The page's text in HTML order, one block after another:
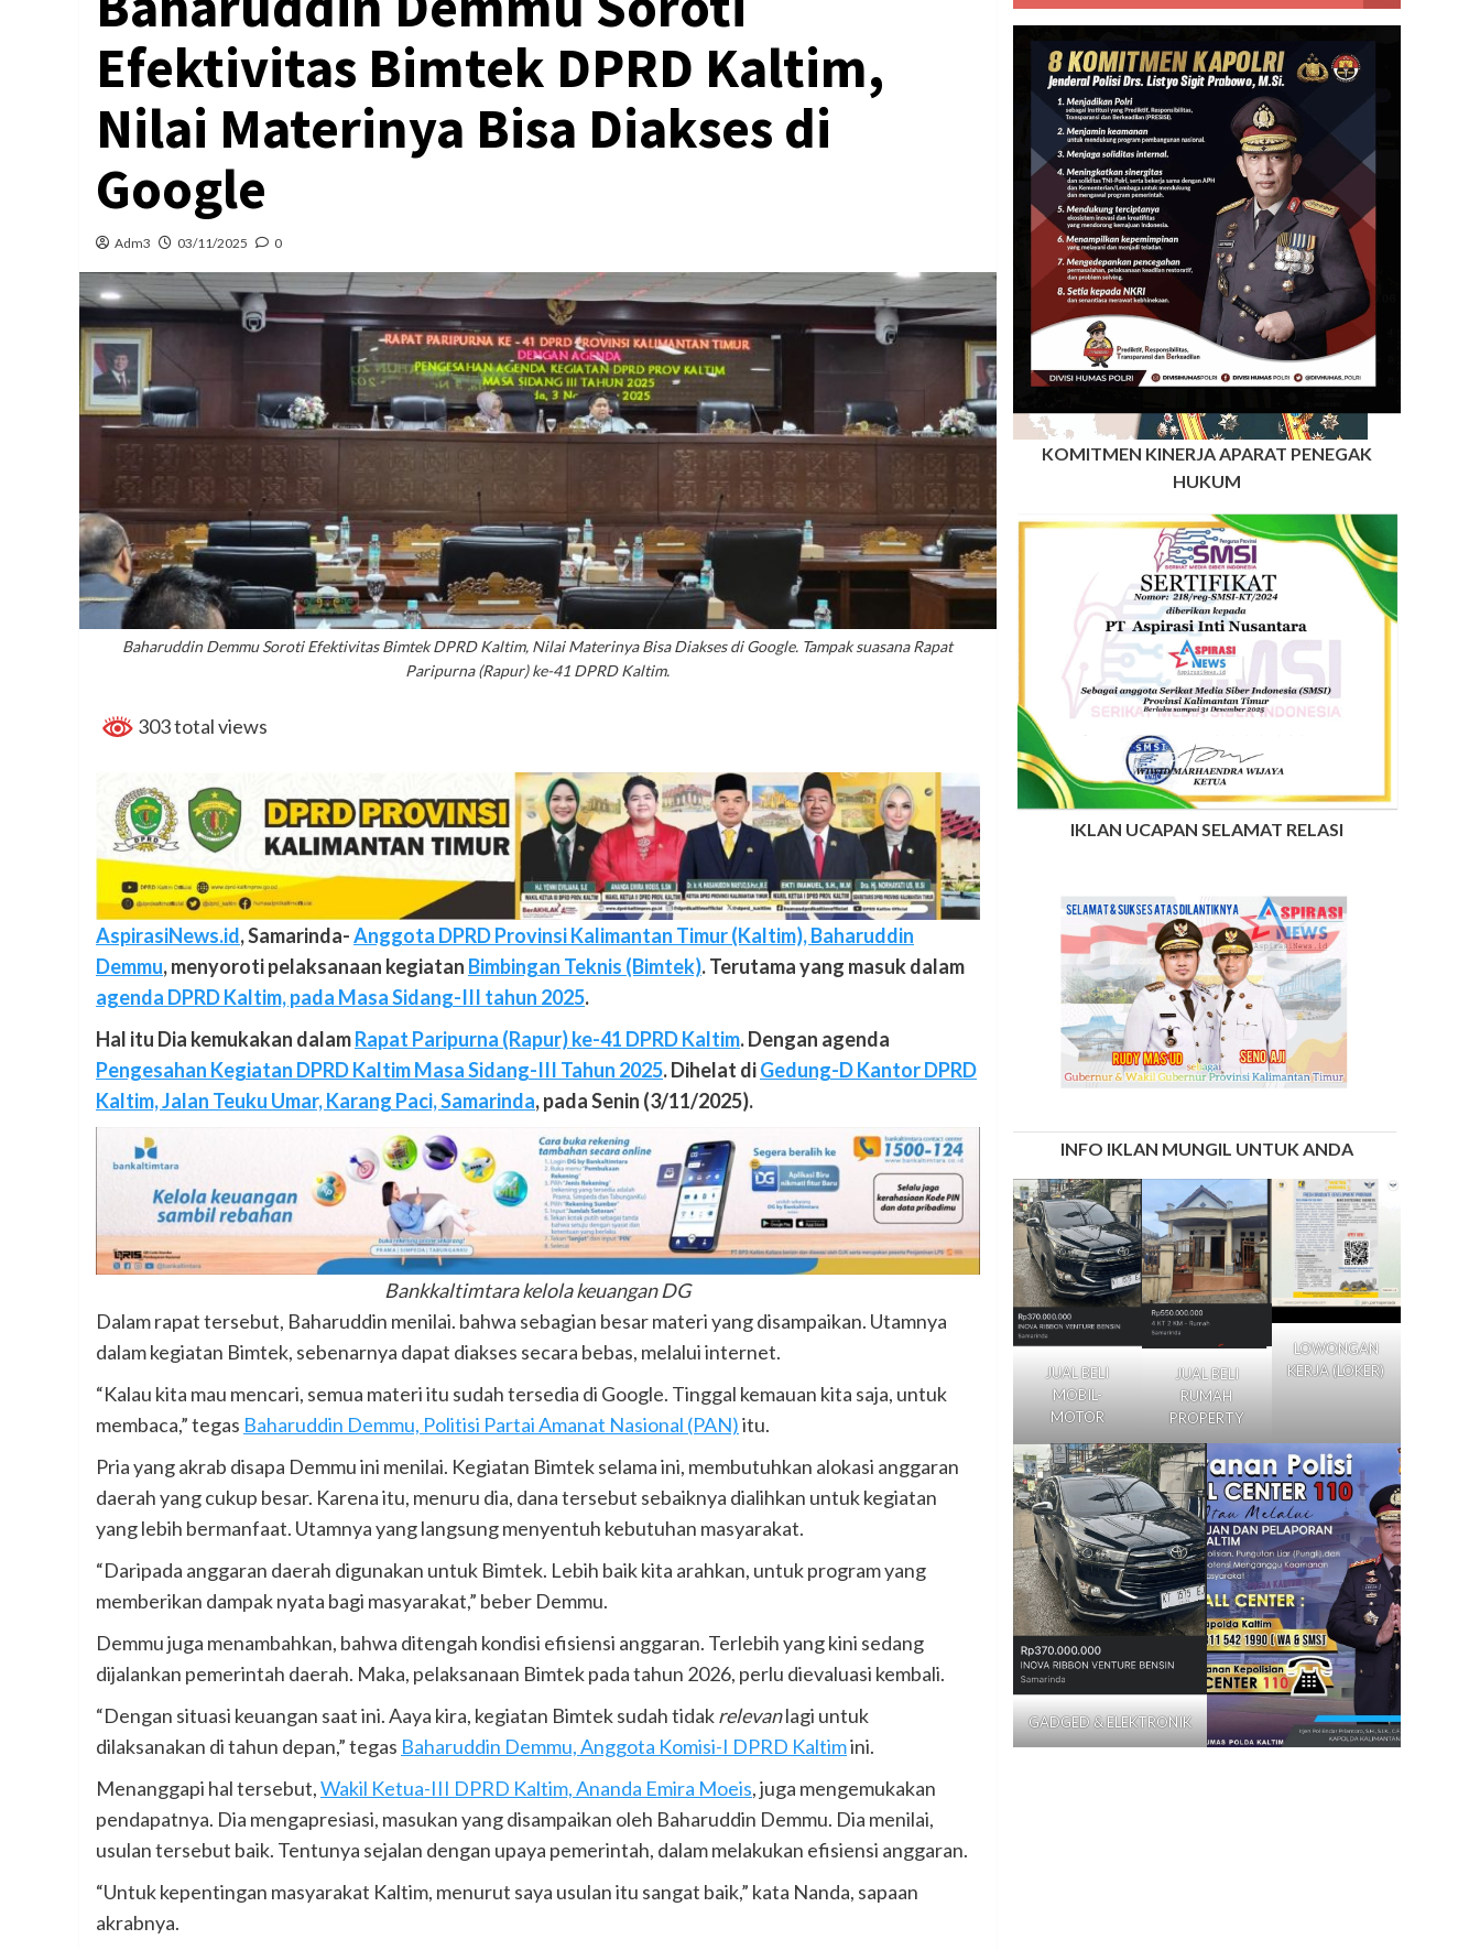
Efektivitas Bimtek DPRD Kaltim,
Nilai Materinya Bisa Diakses di
Google
Adm3 03/11/2025 0
Baharuddin Demmu Soroti Efektivitas Bimtek DPRD Kaltim, Nilai Materinya Bisa Diakses di Google. Tampak suasana Rapat
Paripurna (Rapur) ke-41 DPRD Kaltim.
303 total views
AspirasiNews.id, Samarinda-Anggota DPRD Provinsi Kalimantan Timur (Kaltim), Baharuddin
Demmu, menyoroti pelaksanaan kegiatan Bimbingan Teknis (Bimtek). Terutama yang masuk dalam
agenda DPRD Kaltim, pada Masa Sidang-III tahun 2025.
Hal itu Dia kemukakan dalamRapat Paripurna (Rapur) ke-41 DPRD Kaltim. Dengan agenda
Pengesahan Kegiatan DPRD Kaltim Masa Sidang-III Tahun 2025. Dihelat diGedung-D Kantor DPRD
Kaltim, Jalan Teuku Umar, Karang Paci, Samarinda, pada Senin (3/11/2025).
Bankkaltimtara kelola keuangan DG
Dalam rapat tersebut, Baharuddin menilai. bahwa sebagian besar materi yang disampaikan. Utamnya
dalam kegiatan Bimtek, sebenarnya dapat diakses secara bebas, melalui internet.
“Kalau kita mau mencari, semua materi itu sudah tersedia di Google. Tinggal kemauan kita saja, untuk
membaca,” tegas Baharuddin Demmu, Politisi Partai Amanat Nasional (PAN)itu.
Pria yang akrab disapa Demmu ini menilai. Kegiatan Bimtek selama ini, membutuhkan alokasi anggaran
daerah yang cukup besar. Karena itu, menuru dia, dana tersebut sebaiknya dialihkan untuk kegiatan
yang lebih bermanfaat. Utamnya yang langsung menyentuh kebutuhan masyarakat.
“Daripada anggaran daerah digunakan untuk Bimtek. Lebih baik kita arahkan, untuk program yang
memberikan dampak nyata bagi masyarakat,” beber Demmu.
Demmu juga menambahkan, bahwa ditengah kondisi efisiensi anggaran. Terlebih yang kini sedang
dijalankan pemerintah daerah. Maka, pelaksanaan Bimtek pada tahun 2026, perlu dievaluasi kembali.
“Dengan situasi keuangan saat ini. Aaya kira, kegiatan Bimtek sudah tidakrelevanlagi untuk
dilaksanakan di tahun depan,” tegas Baharuddin Demmu, Anggota Komisi-I DPRD Kaltimini.
Menanggapi hal tersebut,Wakil Ketua-III DPRD Kaltim, Ananda Emira Moeis, juga mengemukakan
pendapatnya. Dia mengapresiasi, masukan yang disampaikan oleh Baharuddin Demmu. Dia menilai,
usulan tersebut baik. Tentunya sejalan dengan upaya pemerintah, dalam melakukan efisiensi anggaran.
“Untuk kepentingan masyarakat Kaltim, menurut saya usulan itu sangat baik,” kata Nanda, sapaan
akrabnya.
KOMITMEN KINERJA APARAT PENEGAK
HUKUM
IKLAN UCAPAN SELAMAT RELASI
INFO IKLAN MUNGIL UNTUK ANDA
JUAL BELI
MOBIL-
MOTOR
JUAL BELI
RUMAH
PROPERTY
LOWONGAN
KERJA (LOKER)
GADGED & ELEKTRONIK